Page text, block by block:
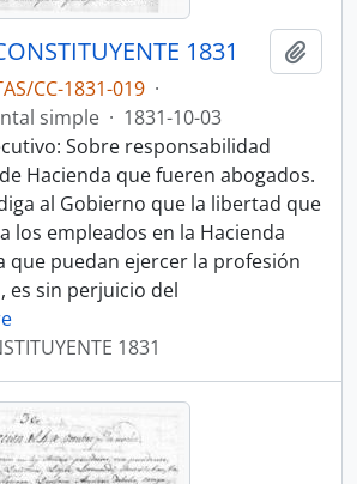
1831
CC-1831-019 ·
simple · 1831-10-03
Sobre responsabilidad
Hacienda que fueren abogados.
al Gobierno que la libertad que
los empleados en la Hacienda
que puedan ejercer la profesión
es sin perjuicio del
1831